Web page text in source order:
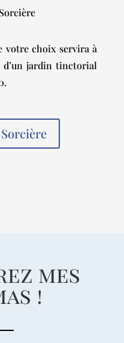
votre choix servira à
d’un jardin tinctorial
mes
!